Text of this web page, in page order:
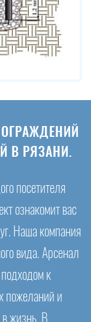
В РЯЗАНИ.
посетителя
ознакомит вас
Наша компания
вида. Арсенал
к
пожеланий и
жизнь. В